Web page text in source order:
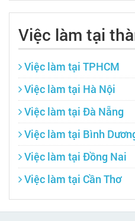
Việc làm tại
Việc làm tại TPHCM
Việc làm tại Hà Nội
Việc làm tại Đà Nẵng
Việc làm tại Bình
Việc làm tại Đồng Nai
Việc làm tại Cần Thơ